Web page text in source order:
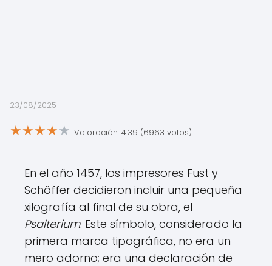
23/08/2025
★★★★★ Valoración: 4.39 (6963 votos)
En el año 1457, los impresores Fust y
Schöffer decidieron incluir una pequeña
xilografía al final de su obra, el
Psalterium. Este símbolo, considerado la
primera marca tipográfica, no era un
mero adorno; era una declaración de